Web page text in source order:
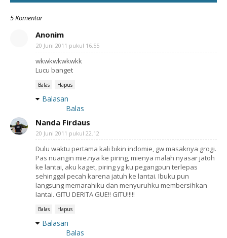
5 Komentar
Anonim
20 Juni 2011 pukul 16.55
wkwkwkwkwkk
Lucu banget
Balas Hapus
Balasan
Balas
Nanda Firdaus
20 Juni 2011 pukul 22.12
Dulu waktu pertama kali bikin indomie, gw masaknya grogi.
Pas nuangin mie.nya ke piring, mienya malah nyasar jatoh
ke lantai, aku kaget, piring yg ku pegangpun terlepas
sehinggal pecah karena jatuh ke lantai. Ibuku pun
langsung memarahiku dan menyuruhku membersihkan
lantai. GITU DERITA GUE!! GITU!!!!!
Balas Hapus
Balasan
Balas